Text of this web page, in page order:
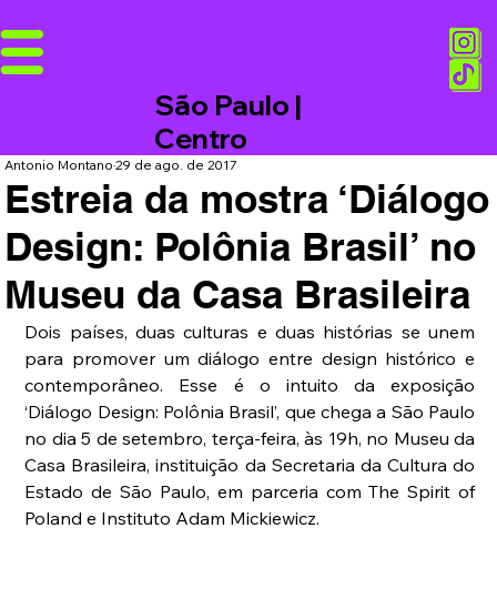
São Paulo |
Centro
Estreia da mostra ‘Diálogo
Design: Polônia Brasil’ no
Museu da Casa Brasileira
Antonio Montano29 de ago. de 2017
Dois países, duas culturas e duas histórias se unem
para promover um diálogo entre design histórico e
contemporâneo. Esse é o intuito da exposição
‘Diálogo Design: Polônia Brasil’, que chega a São Paulo
no dia 5 de setembro, terça-feira, às 19h, no Museu da
Casa Brasileira, instituição da Secretaria da Cultura do
Estado de São Paulo, em parceria com The Spirit of
Poland e Instituto Adam Mickiewicz.